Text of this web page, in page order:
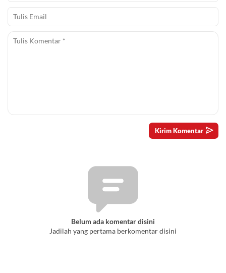
Belum ada komentar disini
Jadilah yang pertama berkomentar disini